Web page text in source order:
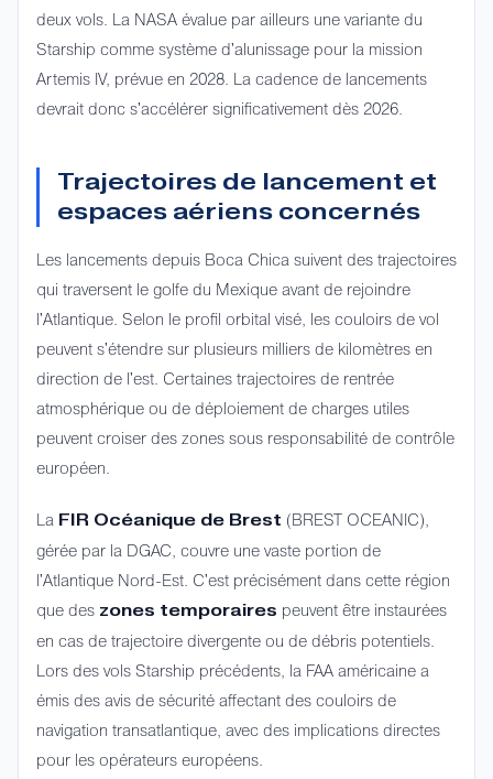
deux vols. La NASA évalue par ailleurs une variante du
Starship comme système d'alunissage pour la mission
Artemis IV, prévue en 2028. La cadence de lancements
devrait donc s'accélérer significativement dès 2026.
Trajectoires de lancement et
espaces aériens concernés
Les lancements depuis Boca Chica suivent des trajectoires
qui traversent le golfe du Mexique avant de rejoindre
l'Atlantique. Selon le profil orbital visé, les couloirs de vol
peuvent s'étendre sur plusieurs milliers de kilomètres en
direction de l'est. Certaines trajectoires de rentrée
atmosphérique ou de déploiement de charges utiles
peuvent croiser des zones sous responsabilité de contrôle
européen.
La FIR Océanique de Brest (BREST OCEANIC),
gérée par la DGAC, couvre une vaste portion de
l'Atlantique Nord-Est. C'est précisément dans cette région
que des zones temporaires peuvent être instaurées
en cas de trajectoire divergente ou de débris potentiels.
Lors des vols Starship précédents, la FAA américaine a
émis des avis de sécurité affectant des couloirs de
navigation transatlantique, avec des implications directes
pour les opérateurs européens.